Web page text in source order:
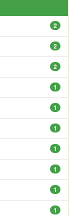
2
2
2
1
1
1
1
1
1
1